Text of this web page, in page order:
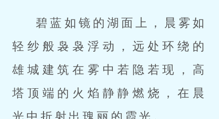
碧蓝如镜的湖面上，晨雾如
轻纱般袅袅浮动，远处环绕的
雄城建筑在雾中若隐若现，高
塔顶端的火焰静静燃烧，在晨